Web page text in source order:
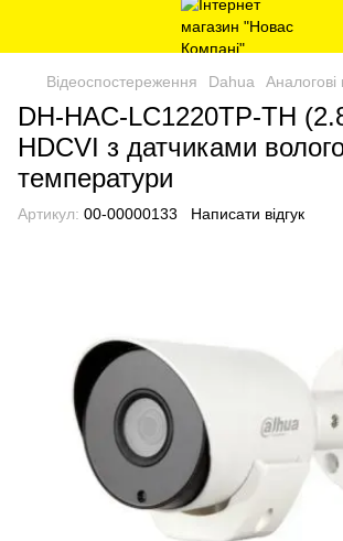
Відеоспостереження Dahua
DH-HAC-LC1220TP-TH
HDCVI з датчиками
температури
Артикул: 00-00000133 Написати відгук